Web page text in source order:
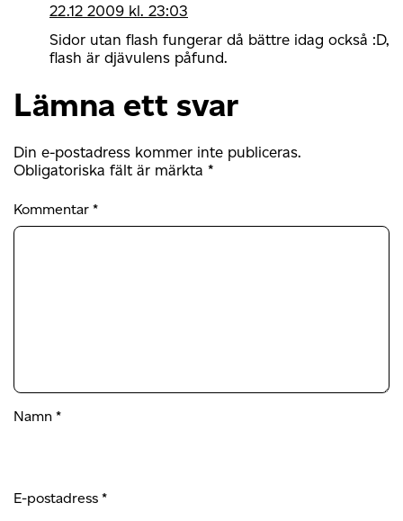
22.12 2009 kl. 23:03
Sidor utan flash fungerar då bättre idag också :D,
flash är djävulens påfund.
Lämna ett svar
Din e-postadress kommer inte publiceras.
Obligatoriska fält är märkta *
Kommentar *
Namn *
E-postadress *